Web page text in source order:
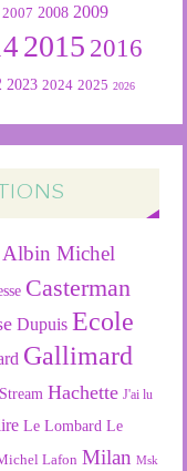
2007 2008 2009
2015 2016
2023 2024 2025 2026
Albin Michel
Casterman
Dupuis Ecole
Gallimard
Hachette J'ai lu
Le Lombard Le
Lafon Milan Msk